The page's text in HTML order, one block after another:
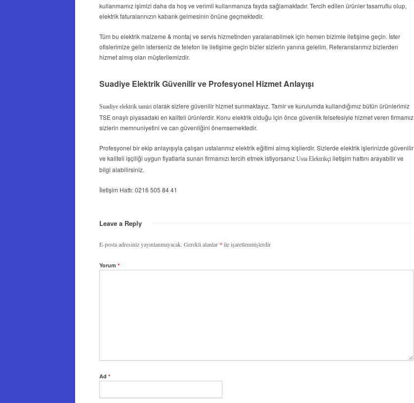
kullanmamız işimizi daha da hoş ve verimli kullanmanıza fayda sağlamaktadır. Tercih edilen ürünler tasarruflu olup,
elektrik faturalarınızın kabarık gelmesinin önüne geçmektedir.
Tüm bu elektrik malzeme & montaj ve servis hizmetinden yaralanabilmek için hemen bizimle iletişime geçin. İster
ofislerimize gelin isterseniz de telefon ile iletişime geçin bizler sizlerin yanına gelelim. Referanslarımız bizlerden
hizmet almış olan müşterilemizdir.
Suadiye Elektrik Güvenilir ve Profesyonel Hizmet Anlayışı
Suadiye elektrik tamiriolarak sizlere güvenilir hizmet sunmaktayız. Tamir ve kurulumda kullandığımız bütün ürünlerimiz
TSE onaylı piyasadaki en kaliteli ürünlerdir. Konu elektrik olduğu için önce güvenlik felsefesiyle hizmet veren firmamız
sizlerin memnuniyetini ve can güvenliğini önemsemektedir.
Profesyonel bir ekip anlayışıyla çalışan ustalarımız elektrik eğitimi almış kişilerdir. Sizlerde elektrik işlerinizde güvenilir
ve kaliteli işçiliği uygun fiyatlarla sunan firmamızı tercih etmek istiyorsanız Usta Elektrikçi iletişim hattını arayabilir ve
bilgi alabilirsiniz.
İletişim Hattı: 0216 505 84 41
Leave a Reply
E-posta adresiniz yayınlanmayacak. Gerekli alanlar * ile işaretlenmişlerdir
Yorum *
Ad *